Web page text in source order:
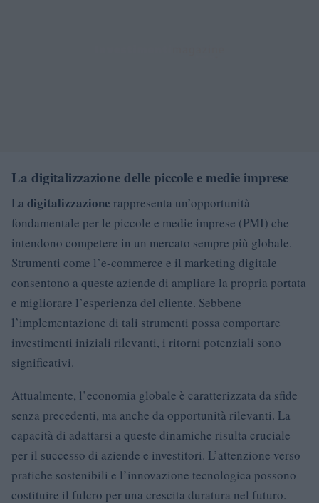
La digitalizzazione delle piccole e medie imprese
La digitalizzazione rappresenta un’opportunità
fondamentale per le piccole e medie imprese (PMI) che
intendono competere in un mercato sempre più globale.
Strumenti come l’e-commerce e il marketing digitale
consentono a queste aziende di ampliare la propria portata
e migliorare l’esperienza del cliente. Sebbene
l’implementazione di tali strumenti possa comportare
investimenti iniziali rilevanti, i ritorni potenziali sono
significativi.
Attualmente, l’economia globale è caratterizzata da sfide
senza precedenti, ma anche da opportunità rilevanti. La
capacità di adattarsi a queste dinamiche risulta cruciale
per il successo di aziende e investitori. L’attenzione verso
pratiche sostenibili e l’innovazione tecnologica possono
costituire il fulcro per una crescita duratura nel futuro.